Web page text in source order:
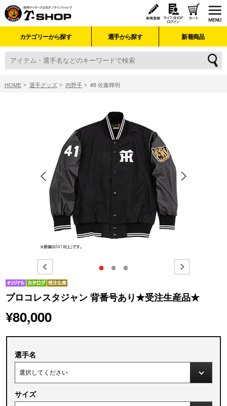
カテゴリーから探す 選手から探す 新着商品
HOME 選手グッズ 内野手 #8 佐藤輝明
● ● ●
プロコレスタジャン 背番号あり★受注生産品★
¥80,000
選手名
サイズ